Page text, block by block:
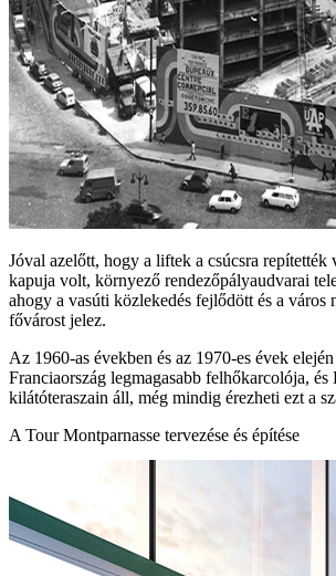
Jóval azelőtt, hogy a liftek a csúcsra
kapuja volt, környező rendezőpályaudvarai
ahogy a vasúti közlekedés fejlődött és a
fővárost jelez.
Az 1960-as években és az 1970-es évek
Franciaország legmagasabb felhőkarcolója,
kilátóteraszain áll, még mindig érezheti ezt a
A Tour Montparnasse tervezése és építése